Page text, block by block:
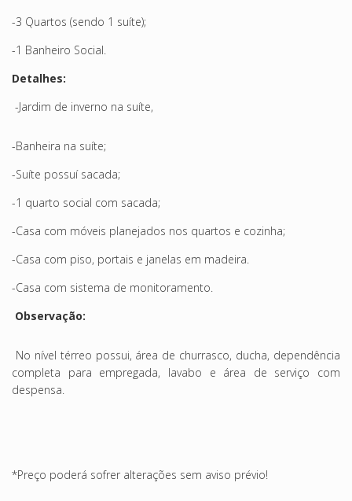
-3 Quartos (sendo 1 suíte);
-1 Banheiro Social.
Detalhes:
-Jardim de inverno na suíte,
-Banheira na suíte;
-Suíte possuí sacada;
-1 quarto social com sacada;
-Casa com móveis planejados nos quartos e cozinha;
-Casa com piso, portais e janelas em madeira.
-Casa com sistema de monitoramento.
Observação:
No nível térreo possui, área de churrasco, ducha, dependência
completa para empregada, lavabo e área de serviço com
despensa.
*Preço poderá sofrer alterações sem aviso prévio!